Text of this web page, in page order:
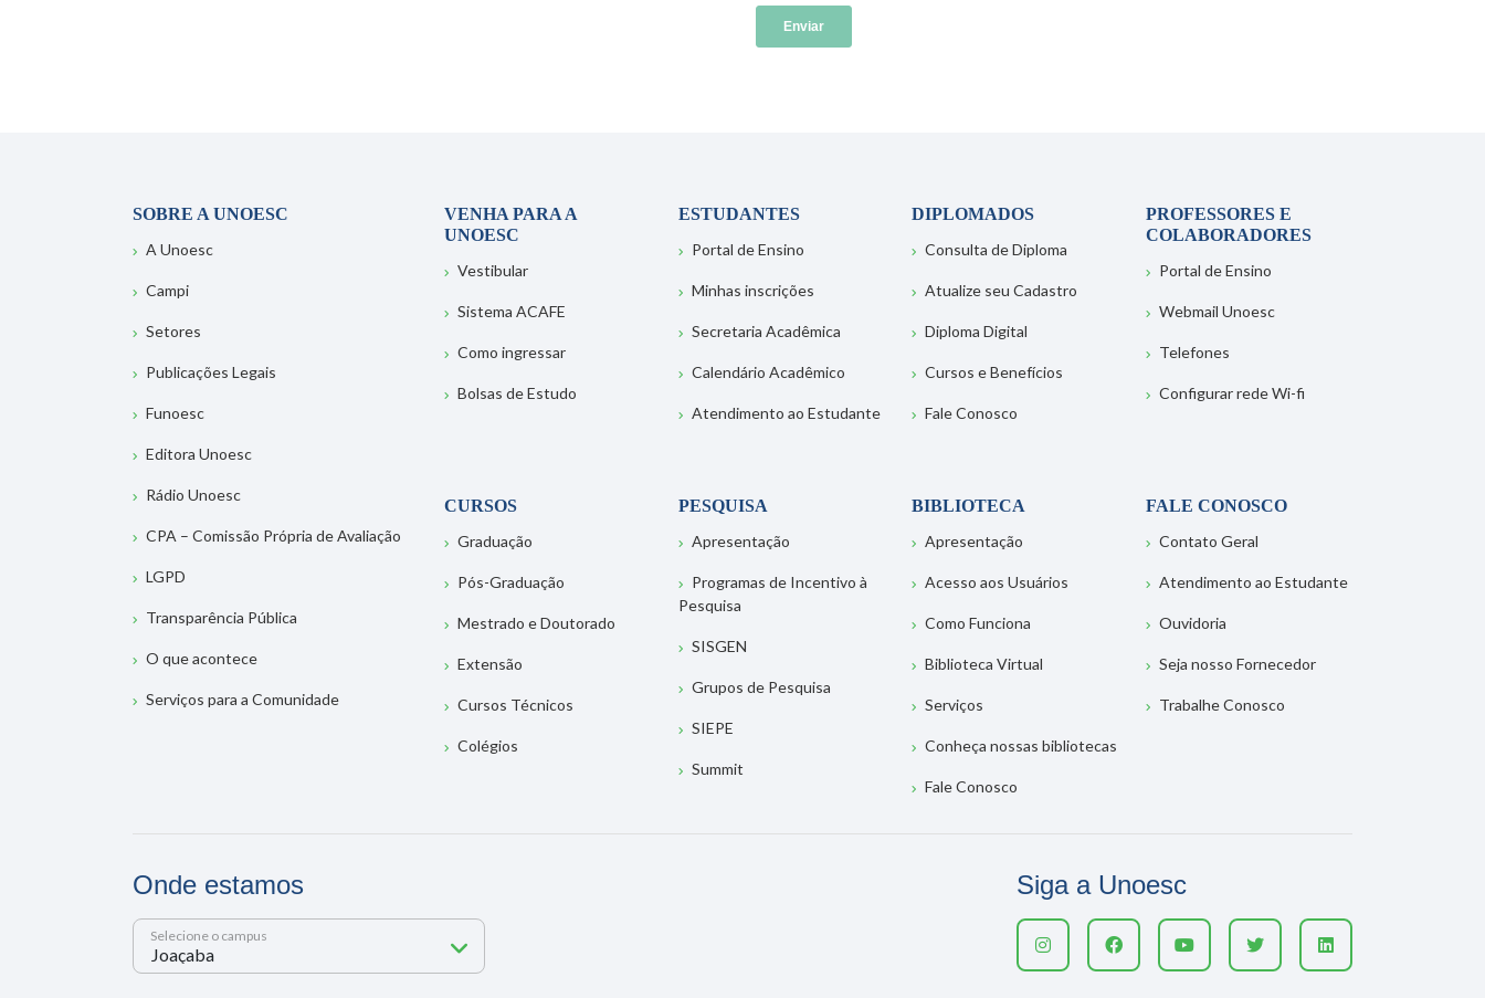
SOBRE A UNOESC
A Unoesc
Campi
Setores
Publicações Legais
Funoesc
Editora Unoesc
Rádio Unoesc
CPA – Comissão Própria de Avaliação
LGPD
Transparência Pública
O que acontece
Serviços para a Comunidade
VENHA PARA A
UNOESC
Vestibular
Sistema ACAFE
Como ingressar
Bolsas de Estudo
ESTUDANTES
Portal de Ensino
Minhas inscrições
Secretaria Acadêmica
Calendário Acadêmico
Atendimento ao Estudante
DIPLOMADOS
Consulta de Diploma
Atualize seu Cadastro
Diploma Digital
Cursos e Benefícios
Fale Conosco
PROFESSORES E
COLABORADORES
Portal de Ensino
Webmail Unoesc
Telefones
Configurar rede Wi-fi
CURSOS
Graduação
Pós-Graduação
Mestrado e Doutorado
Extensão
Cursos Técnicos
Colégios
PESQUISA
Apresentação
Programas de Incentivo à
Pesquisa
SISGEN
Grupos de Pesquisa
SIEPE
Summit
BIBLIOTECA
Apresentação
Acesso aos Usuários
Como Funciona
Biblioteca Virtual
Serviços
Conheça nossas bibliotecas
Fale Conosco
FALE CONOSCO
Contato Geral
Atendimento ao Estudante
Ouvidoria
Seja nosso Fornecedor
Trabalhe Conosco
Onde estamos
Selecione o campus
Siga a Unoesc